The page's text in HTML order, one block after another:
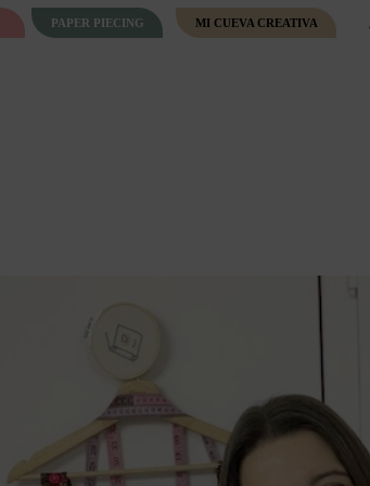
PAPER PIECING MI CUEVA CREATIVA